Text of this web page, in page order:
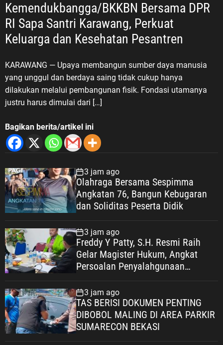
Kemendukbangga/BKKBN Bersama DPR
RI Sapa Santri Karawang, Perkuat
Keluarga dan Kesehatan Pesantren
KARAWANG — Upaya membangun sumber daya manusia
yang unggul dan berdaya saing tidak cukup hanya
dilakukan melalui pembangunan fisik. Fondasi utamanya
justru harus dimulai dari […]
Bagikan berita/artikel ini
3 jam ago
Olahraga Bersama Sespimma
Angkatan 76, Bangun Kebugaran
dan Soliditas Peserta Didik
3 jam ago
Freddy Y Patty, S.H. Resmi Raih
Gelar Magister Hukum, Angkat
Persoalan Penyalahgunaan
Tanah
3 jam ago
TAS BERISI DOKUMEN PENTING
DIBOBOL MALING DI AREA PARKIR
SUMARECON BEKASI